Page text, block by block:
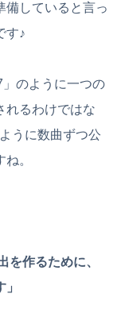
備していると言っ
す♪
」のように一つの
れるわけではな
うに数曲ずつ公
。
を作るために、